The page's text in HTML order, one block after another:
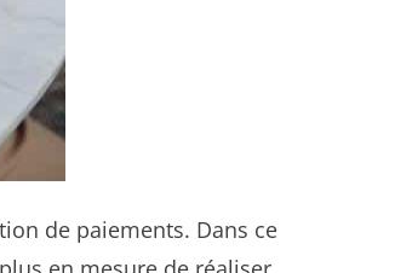
de paiements. Dans ce